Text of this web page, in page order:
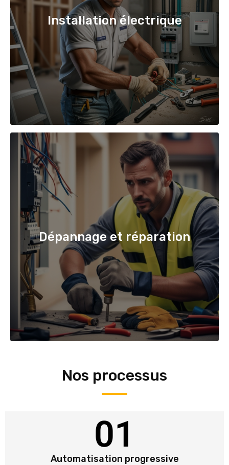
Installation électrique
Dépannage et réparation
Nos processus
01
Automatisation progressive